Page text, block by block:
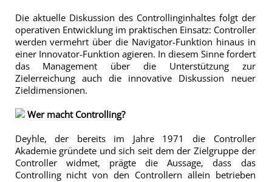
Die aktuelle Diskussion des Controllinginhaltes folgt der
operativen Entwicklung im praktischen Einsatz: Controller
werden vermehrt über die Navigator-Funktion hinaus in
einer Innovator-Funktion agieren. In diesem Sinne fordert
das Management über die Unterstützung zur
Zielerreichung auch die innovative Diskussion neuer
Zieldimensionen.
Wer macht Controlling?
Deyhle, der bereits im Jahre 1971 die Controller
Akademie gründete und sich seit dem der Zielgruppe der
Controller widmet, prägte die Aussage, dass das
Controlling nicht von den Controllern allein betrieben